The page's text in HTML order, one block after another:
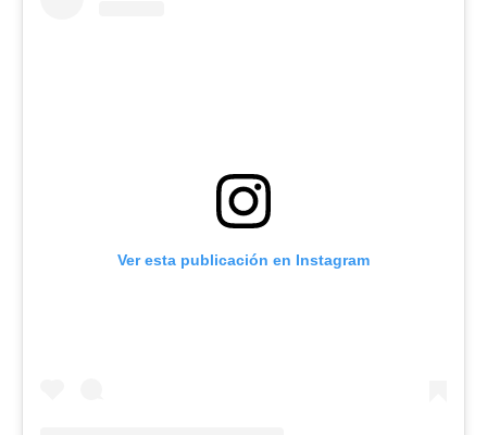
Ver esta publicación en Instagram